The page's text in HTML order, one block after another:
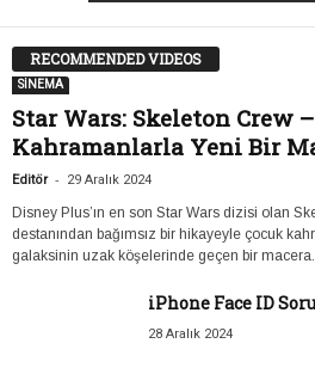
RECOMMENDED VIDEOS
SİNEMA
Star Wars: Skeleton Crew
Kahramanlarla Yeni Bir
Editör - 29 Aralık 2024
Disney Plus’ın en son Star Wars dizisi olan
destanından bağımsız bir hikayeyle çocuk
galaksinin uzak köşelerinde geçen bir
iPhone Face ID
28 Aralık 2024